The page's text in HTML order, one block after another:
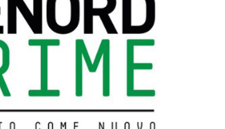
carrozzeria
e laterali cromate